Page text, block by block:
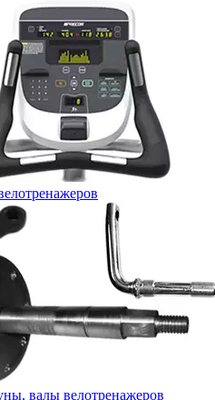
валы велотренажеров